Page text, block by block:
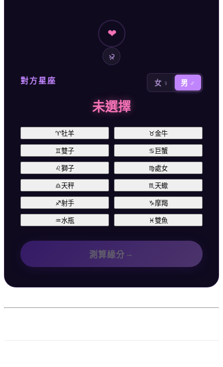
❤
對方星座 女 ♀ 男 ♂
未選擇
♈牡羊 ♉金牛
♊雙子 ♋ 巨蟹
♌獅子 ♍處女
♎天秤 ♏天蠍
♐射手 ♑摩羯
♒水瓶 ♓雙魚
測算緣分 →